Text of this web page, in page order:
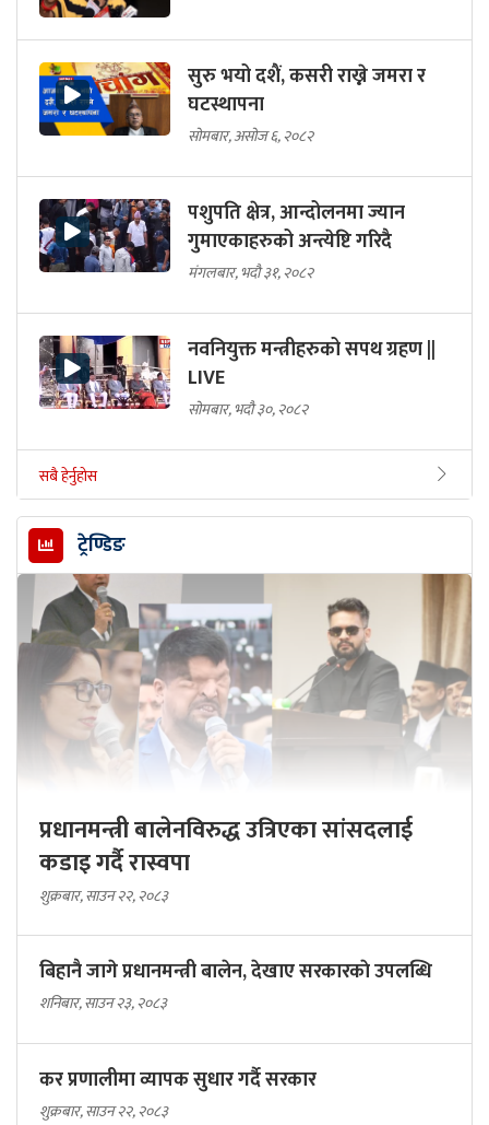
सुरु भयो दशैं, कसरी राख्ने जमरा र
घटस्थापना
सोमबार, असोज ६, २०८२
पशुपति क्षेत्र, आन्दोलनमा ज्यान
गुमाएकाहरुको अन्त्येष्टि गरिदै
मंगलबार, भदौ ३१, २०८२
नवनियुक्त मन्त्रीहरुको सपथ ग्रहण ||
LIVE
सोमबार, भदौ ३०, २०८२
सबै हेर्नुहोस
ट्रेण्डिङ
प्रधानमन्त्री बालेनविरुद्ध उत्रिएका सांसदलाई
कडाइ गर्दै रास्वपा
शुक्रबार, साउन २२, २०८३
बिहानै जागे प्रधानमन्त्री बालेन, देखाए सरकारकाे उपलब्धि
शनिबार, साउन २३, २०८३
कर प्रणालीमा व्यापक सुधार गर्दै सरकार
शुक्रबार, साउन २२, २०८३